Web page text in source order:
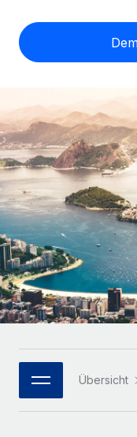
Contractor of
Rechtssichere,
Freelancer:innen
PEO
Auslagern von
INFRASTRUKTUR
Remote
Nahtlose
Plattform
Integrierte HR-
MCP
Integrationen
Einfache
Startups
Agile HR- und
Unternehmen
Mittelstand
vergrößern
Enterprise
Globale HR für
PARTNER WERDEN
Flexible
Informationen
LERNEN MIT
Forschung und
Fallstudien
HR-Glossar
Bibliothek für
Webinare
Nederlands
Français
Deutsch
Español
Italiano
Português (Portugal)
한국어 Übersicht